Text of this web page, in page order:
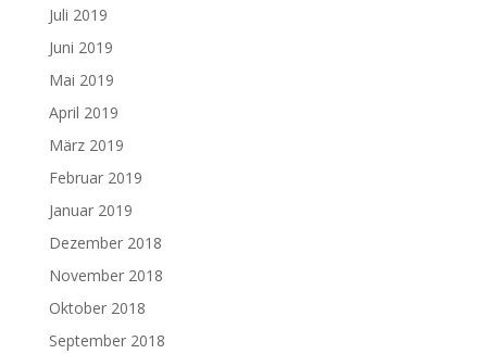
Juli 2019
Juni 2019
Mai 2019
April 2019
März 2019
Februar 2019
Januar 2019
Dezember 2018
November 2018
Oktober 2018
September 2018